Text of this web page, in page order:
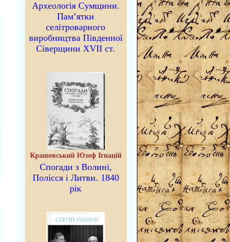
Археологія Сумщини.
Пам’ятки
селітроварного
виробництва Південної
Сіверщини XVII ст.
Крашевський Юзеф Ігнацій
Спогади з Волині,
Полісся і Литви. 1840
рік